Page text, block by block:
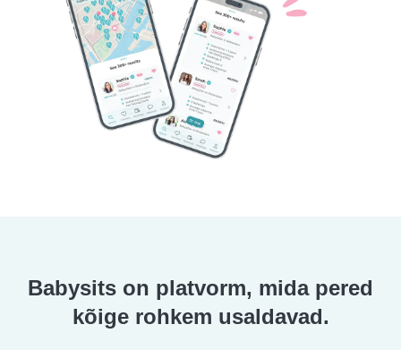
Babysits on platvorm, mida pered
kõige rohkem usaldavad.